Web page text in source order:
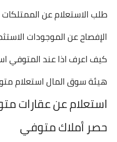
طلب الاستعلام عن
الإفصاح عن الموجودات
كيف اعرف اذا عند المتوفي
هيئة سوق المال استعلام
استعلام عن عقارات
حصر أملاك متوفي